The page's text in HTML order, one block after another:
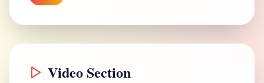
Video Section